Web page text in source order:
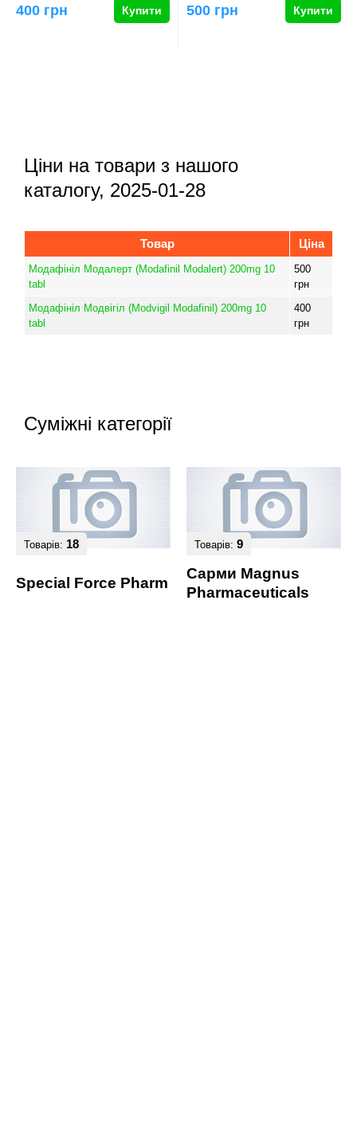
400 грн Купити
Modale…
500 грн Купити
Ціни на товари з нашого
каталогу, 2025-01-28
Товар Ціна
Модафініл Модалерт (Modafinil Modalert) 200mg 10
tabl
500
грн
Модафініл Модвігіл (Modvigil Modafinil) 200mg 10
tabl
400
грн
Суміжні категорії
Товарів: 18
Special Force Pharm
Товарів: 9
Сарми Magnus
Pharmaceuticals